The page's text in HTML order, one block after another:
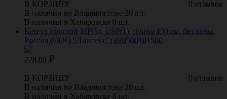
0 отзывов
В КОРЗИНУ
В наличии во Владивостоке 20 шт.
В наличии в Хабаровске 0 шт.
Кетгут простой МР(5), USP(1), длина 150 см, без иглы,
Россия (ООО "Линтекс") 070500101500
278.00
0 отзывов
В КОРЗИНУ
В наличии во Владивостоке 20 шт.
В наличии в Хабаровске 0 шт.